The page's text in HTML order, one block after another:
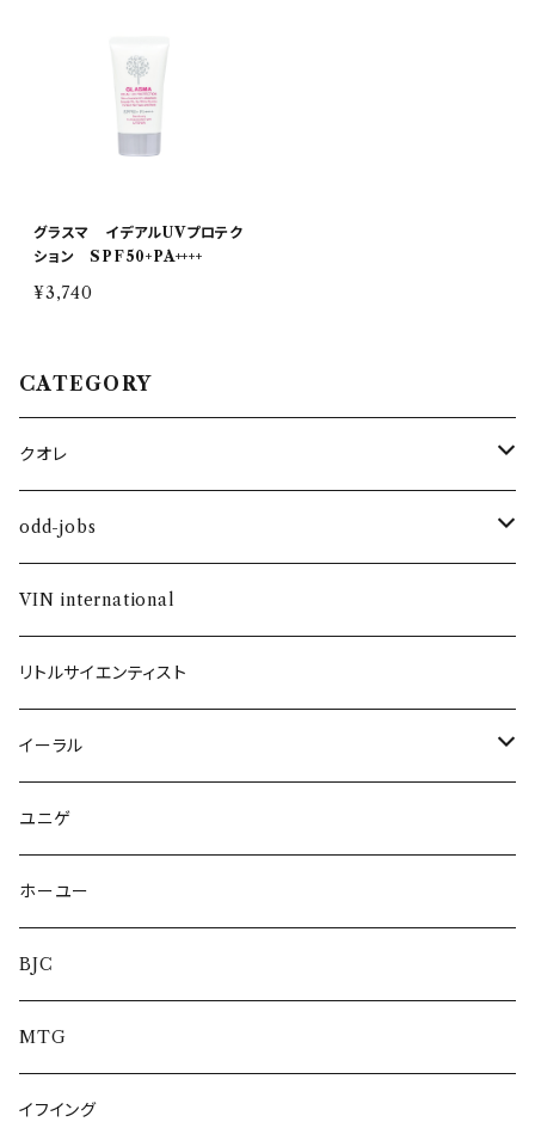
グラスマ イデアルUVプロテク
ション SPF50+PA++++
¥3,740
CATEGORY
クオレ
コスメティック
ヘアケア
odd-jobs
シャンプー＆トリートメント
ネイル
VIN international
リトルサイエンティスト
イーラル
スカルプケア
ユニゲ
ホーユー
BJC
MTG
イフイング